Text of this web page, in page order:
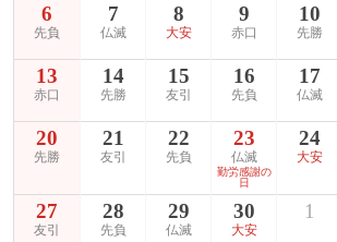
6
先負
7
仏滅
8
大安
9
赤口
10
先勝
13
赤口
14
先勝
15
友引
16
先負
17
仏滅
20
先勝
21
友引
22
先負
23
仏滅
勤労感謝の
日
24
大安
27
友引
28
先負
29
仏滅
30
大安
1